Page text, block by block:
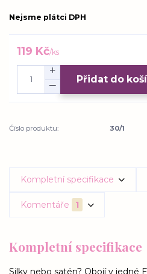
Nejsme plátci DPH
119 Kč/ks
Přidat do
Číslo produktu: 30/1
Kompletní specifikace
Komentáře 1
Kompletní specifikace
Silky nebo satén? Obojí v jedné